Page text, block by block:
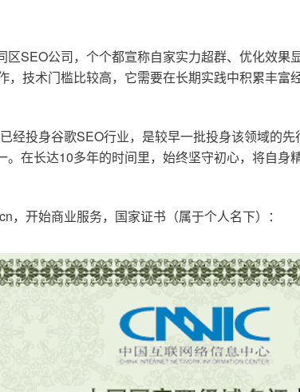
SEO公司，个个都宣称自家实力超群、优化效
技术门槛比较高，它需要在长期实践中积累丰
经投身谷歌SEO行业，是较早一批投身该领域的
在长达10多年的时间里，始终坚守初心，将自
开始商业服务，国家证书（属于个人名下）：